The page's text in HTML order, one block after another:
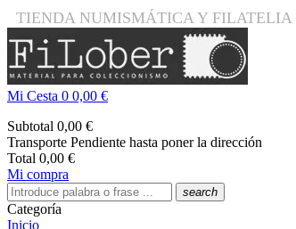
TIENDA NUMISMÁTICA Y FILATELIA
Mi Cesta 0 0,00 €
Subtotal 0,00 €
Transporte Pendiente hasta poner la dirección
Total 0,00 €
Mi compra
search
Categoría
Inicio